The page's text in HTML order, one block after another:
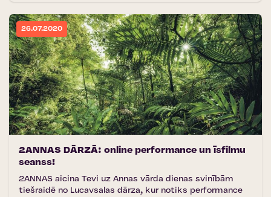
26.07.2020
2ANNAS DĀRZĀ: online performance un īsfilmu
seanss!
2ANNAS aicina Tevi uz Annas vārda dienas svinībām
tiešraidē no Lucavsalas dārza, kur notiks performance